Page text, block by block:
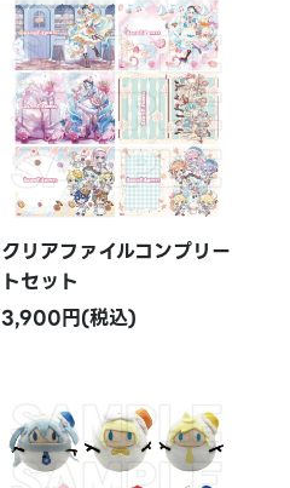
クリアファイルコンプリー
トセット
3,900円(税込)